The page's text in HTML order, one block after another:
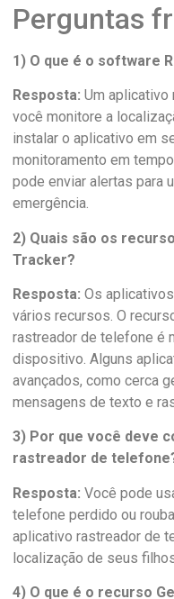
Perguntas
1) O que é o software
Resposta: Um aplicativo
você monitore a
instalar o aplicativo em
monitoramento em
pode enviar alertas para
emergência.
2) Quais são os
Tracker?
Resposta: Os
vários recursos. O
rastreador de telefone é
dispositivo. Alguns
avançados, como cerca
mensagens de texto e
3) Por que você deve
rastreador de
Resposta: Você pode
telefone perdido ou
aplicativo rastreador de
localização de seus
4) O que é o recurso